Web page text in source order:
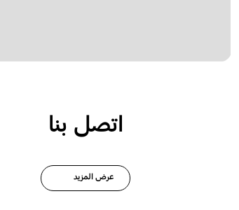
اتصل بنا
عرض المزيد